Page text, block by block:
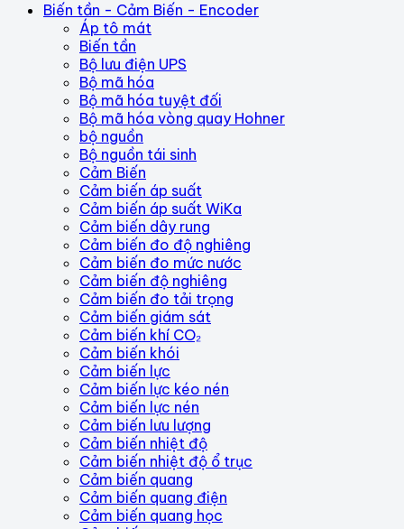
Biến tần - Cảm Biến - Encoder
Áp tô mát
Biến tần
Bộ lưu điện UPS
Bộ mã hóa
Bộ mã hóa tuyệt đối
Bộ mã hóa vòng quay Hohner
bộ nguồn
Bộ nguồn tái sinh
Cảm Biến
Cảm biến áp suất
Cảm biến áp suất WiKa
Cảm biến dây rung
Cảm biến đo độ nghiêng
Cảm biến đo mức nước
Cảm biến độ nghiêng
Cảm biến đo tải trọng
Cảm biến giám sát
Cảm biến khí CO₂
Cảm biến khói
Cảm biến lực
Cảm biến lực kéo nén
Cảm biến lực nén
Cảm biến lưu lượng
Cảm biến nhiệt độ
Cảm biến nhiệt độ ổ trục
Cảm biến quang
Cảm biến quang điện
Cảm biến quang học